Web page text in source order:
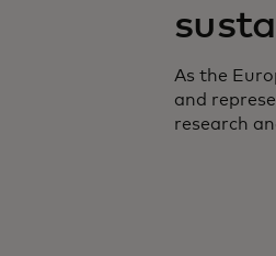
As the
and
research